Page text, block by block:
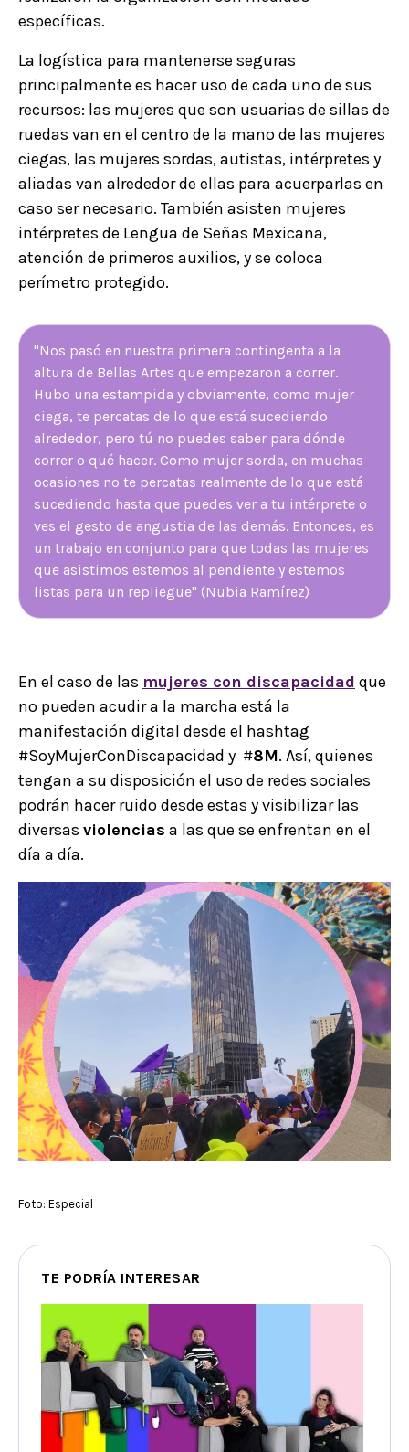
específicas.
La logística para mantenerse seguras
principalmente es hacer uso de cada uno de sus
recursos: las mujeres que son usuarias de sillas de
ruedas van en el centro de la mano de las mujeres
ciegas, las mujeres sordas, autistas, intérpretes y
aliadas van alrededor de ellas para acuerparlas en
caso ser necesario. También asisten mujeres
intérpretes de Lengua de Señas Mexicana,
atención de primeros auxilios, y se coloca
perímetro protegido.
"Nos pasó en nuestra primera contingenta a la
altura de Bellas Artes que empezaron a correr.
Hubo una estampida y obviamente, como mujer
ciega, te percatas de lo que está sucediendo
alrededor, pero tú no puedes saber para dónde
correr o qué hacer. Como mujer sorda, en muchas
ocasiones no te percatas realmente de lo que está
sucediendo hasta que puedes ver a tu intérprete o
ves el gesto de angustia de las demás. Entonces, es
un trabajo en conjunto para que todas las mujeres
que asistimos estemos al pendiente y estemos
listas para un repliegue" (Nubia Ramírez)
En el caso de las mujeres con discapacidad que
no pueden acudir a la marcha está la
manifestación digital desde el hashtag
#SoyMujerConDiscapacidad y #8M. Así, quienes
tengan a su disposición el uso de redes sociales
podrán hacer ruido desde estas y visibilizar las
diversas violencias a las que se enfrentan en el
día a día.
Foto: Especial
TE PODRÍA INTERESAR